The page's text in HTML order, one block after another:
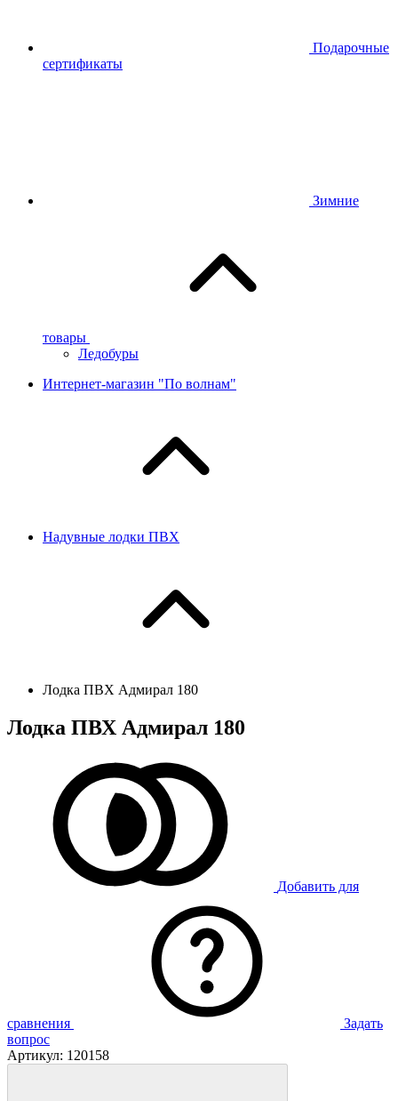
Подарочные
сертификаты
Зимние
товары
Ледобуры
Интернет-магазин "По волнам"
Надувные лодки ПВХ
Лодка ПВХ Адмирал 180
Лодка ПВХ Адмирал 180
Добавить для
сравнения
Задать
вопрос
Артикул: 120158